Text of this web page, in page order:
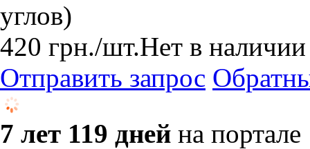
углов)
420 грн./шт.Нет в наличии
Отправить запрос
7 лет 119 дней на портале